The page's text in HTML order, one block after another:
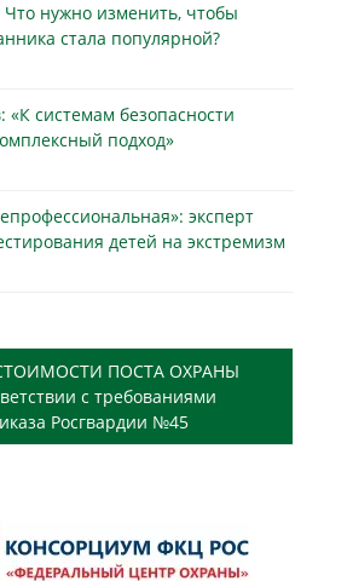
нужно изменить, чтобы
стала популярной?
системам безопасности
подход»
эксперт
детей на экстремизм
ПОСТА ОХРАНЫ
с требованиями
Росгвардии №45